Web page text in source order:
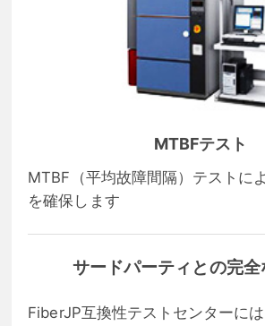
MTBFテスト
MTBF（平均故障間隔）テストに
を確保します
サードパーティとの完
FiberJP互換性テストセンターに